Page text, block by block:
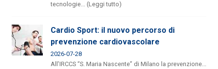
tecnologie... (Leggi tutto)
Cardio Sport: il nuovo percorso di
prevenzione cardiovascolare
2026-07-28
All’IRCCS “S. Maria Nascente” di Milano la prevenzione...